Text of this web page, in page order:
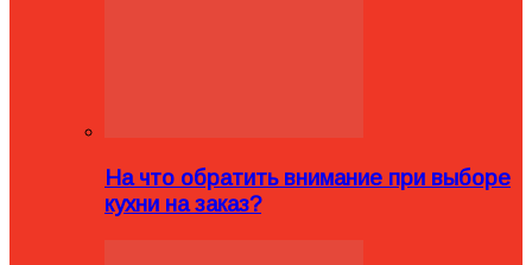
На что обратить внимание при выборе
кухни на заказ?